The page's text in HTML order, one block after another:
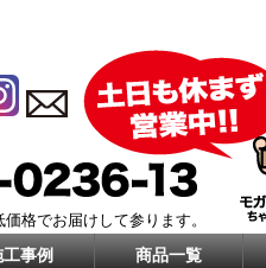
式会社
格でお届けして参ります。
事例 商品一覧